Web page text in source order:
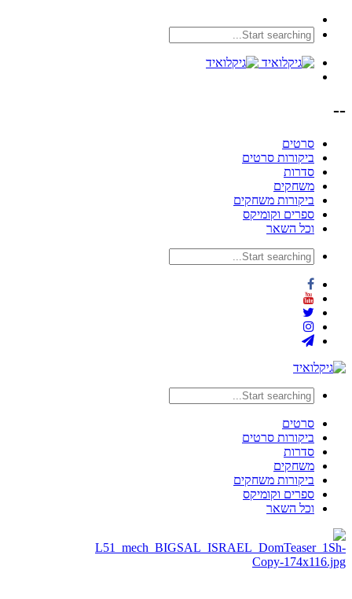
--
סרטים
ביקורות סרטים
סדרות
משחקים
ביקורות משחקים
ספרים וקומיקס
וכל השאר
סרטים
ביקורות סרטים
סדרות
משחקים
ביקורות משחקים
ספרים וקומיקס
וכל השאר